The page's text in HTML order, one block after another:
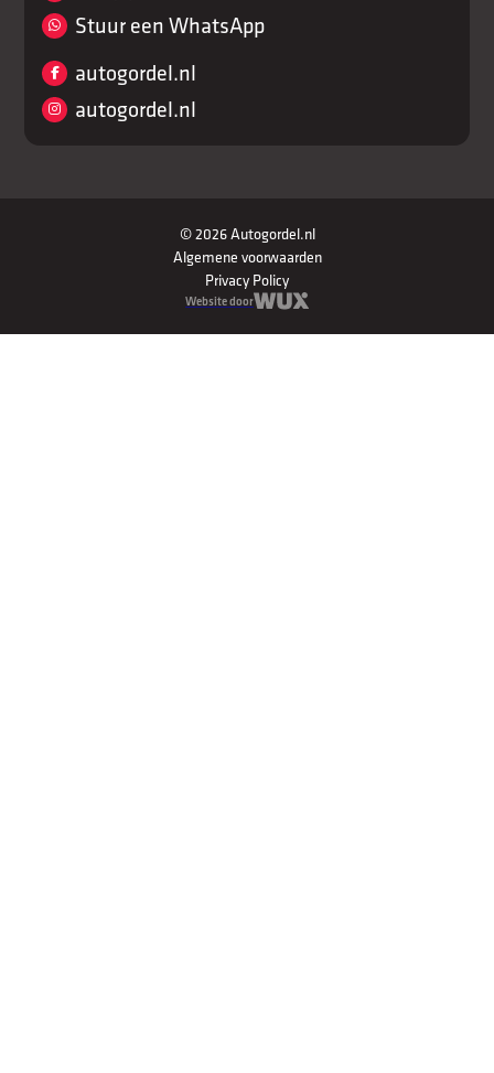
Stuur een WhatsApp
autogordel.nl
autogordel.nl
© 2026 Autogordel.nl
Algemene voorwaarden
Privacy Policy
Website door